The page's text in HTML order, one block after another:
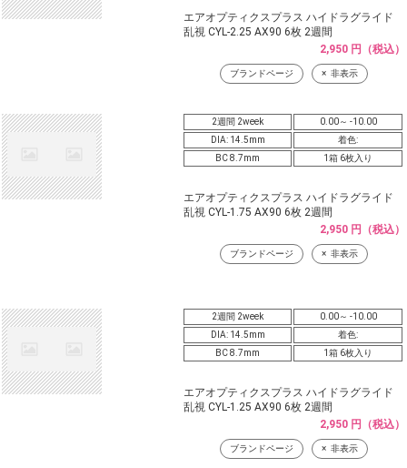
エアオプティクスプラス ハイドラグライド
乱視 CYL-2.25 AX90 6枚 2週間
2,950 円（税込）
ブランドページ 非表示
2週間 2week
0.00～ -10.00
DIA: 14.5mm
着色:
BC 8.7mm
1箱 6枚入り
エアオプティクスプラス ハイドラグライド
乱視 CYL-1.75 AX90 6枚 2週間
2,950 円（税込）
ブランドページ 非表示
2週間 2week
0.00～ -10.00
DIA: 14.5mm
着色:
BC 8.7mm
1箱 6枚入り
エアオプティクスプラス ハイドラグライド
乱視 CYL-1.25 AX90 6枚 2週間
2,950 円（税込）
ブランドページ 非表示